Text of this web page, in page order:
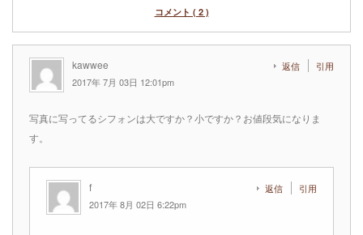
コメント ( 2 )
kawwee
2017年 7月 03日 12:01pm
返信 引用
写真に写ってるシフォンは大ですか？小ですか？お値段気になりま
す。
f
2017年 8月 02日 6:22pm
返信 引用